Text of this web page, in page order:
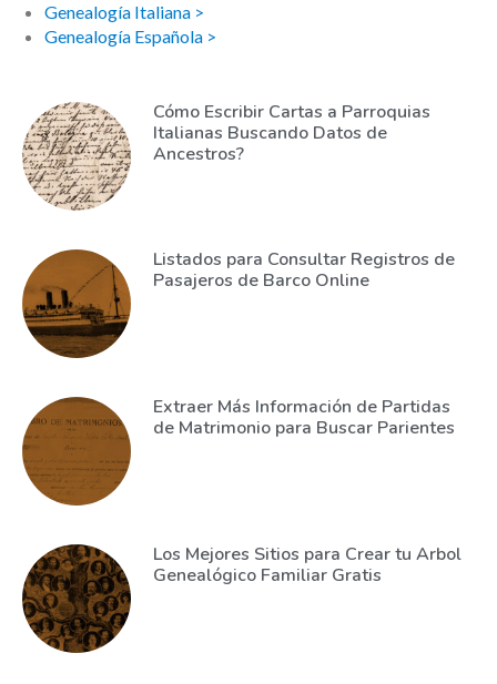
Genealogía Italiana >
Genealogía Española >
Cómo Escribir Cartas a Parroquias
Italianas Buscando Datos de
Ancestros?
Listados para Consultar Registros de
Pasajeros de Barco Online
Extraer Más Información de Partidas
de Matrimonio para Buscar Parientes
Los Mejores Sitios para Crear tu Arbol
Genealógico Familiar Gratis